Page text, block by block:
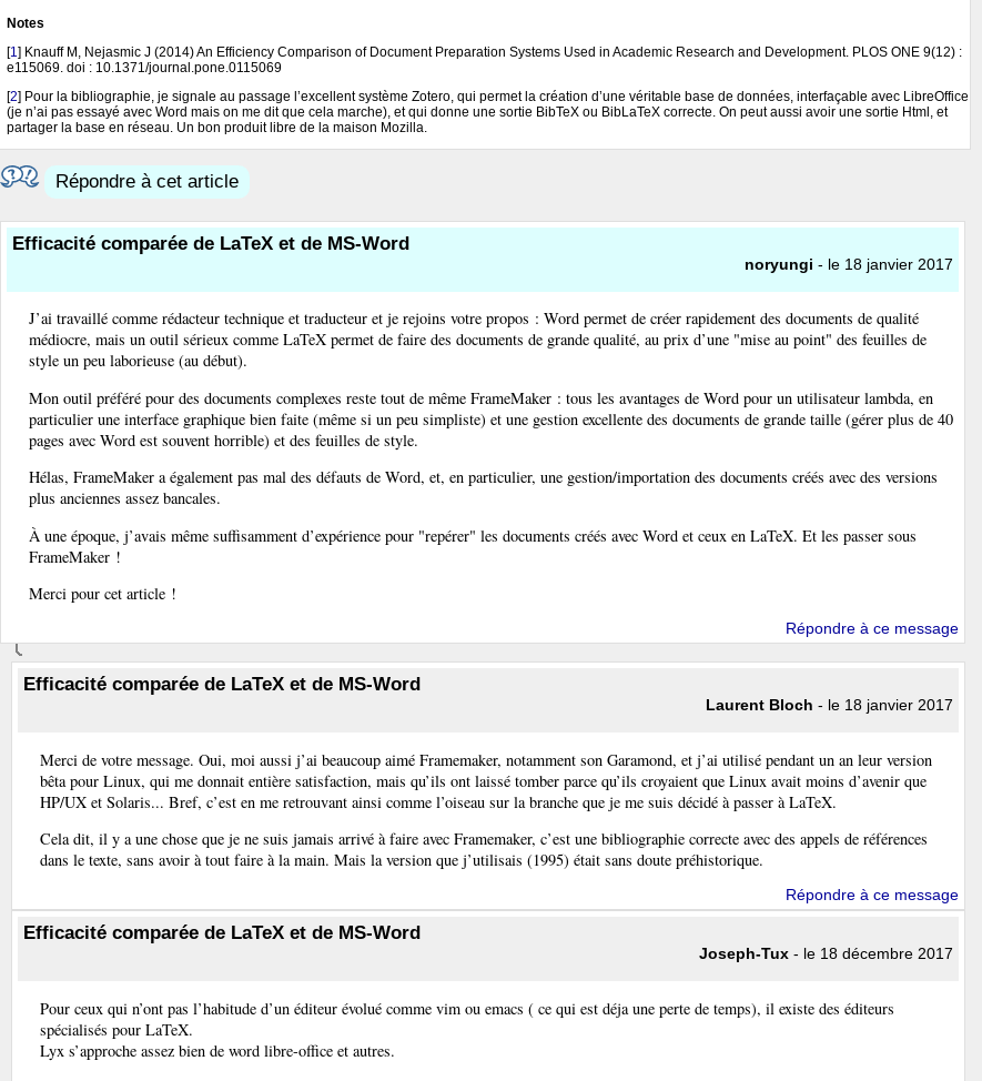
Notes
[1] Knauff M, Nejasmic J (2014) An Efficiency Comparison of Document Preparation Systems Used in Academic Research and Development. PLOS ONE 9(12) :
e115069. doi : 10.1371/journal.pone.0115069
[2] Pour la bibliographie, je signale au passage l’excellent système Zotero, qui permet la création d’une véritable base de données, interfaçable avec LibreOffice
(je n’ai pas essayé avec Word mais on me dit que cela marche), et qui donne une sortie BibTeX ou BibLaTeX correcte. On peut aussi avoir une sortie Html, et
partager la base en réseau. Un bon produit libre de la maison Mozilla.
Répondre à cet article
Efficacité comparée de LaTeX et de MS-Word
noryungi - le 18 janvier 2017
J’ai travaillé comme rédacteur technique et traducteur et je rejoins votre propos : Word permet de créer rapidement des documents de qualité
médiocre, mais un outil sérieux comme LaTeX permet de faire des documents de grande qualité, au prix d’une "mise au point" des feuilles de
style un peu laborieuse (au début).
Mon outil préféré pour des documents complexes reste tout de même FrameMaker : tous les avantages de Word pour un utilisateur lambda, en
particulier une interface graphique bien faite (même si un peu simpliste) et une gestion excellente des documents de grande taille (gérer plus de 40
pages avec Word est souvent horrible) et des feuilles de style.
Hélas, FrameMaker a également pas mal des défauts de Word, et, en particulier, une gestion/importation des documents créés avec des versions
plus anciennes assez bancales.
À une époque, j’avais même suffisamment d’expérience pour "repérer" les documents créés avec Word et ceux en LaTeX. Et les passer sous
FrameMaker !
Merci pour cet article !
Répondre à ce message
Efficacité comparée de LaTeX et de MS-Word
Laurent Bloch - le 18 janvier 2017
Merci de votre message. Oui, moi aussi j’ai beaucoup aimé Framemaker, notamment son Garamond, et j’ai utilisé pendant un an leur version
bêta pour Linux, qui me donnait entière satisfaction, mais qu’ils ont laissé tomber parce qu’ils croyaient que Linux avait moins d’avenir que
HP/UX et Solaris... Bref, c’est en me retrouvant ainsi comme l’oiseau sur la branche que je me suis décidé à passer à LaTeX.
Cela dit, il y a une chose que je ne suis jamais arrivé à faire avec Framemaker, c’est une bibliographie correcte avec des appels de références
dans le texte, sans avoir à tout faire à la main. Mais la version que j’utilisais (1995) était sans doute préhistorique.
Répondre à ce message
Efficacité comparée de LaTeX et de MS-Word
Joseph-Tux - le 18 décembre 2017
Pour ceux qui n’ont pas l’habitude d’un éditeur évolué comme vim ou emacs ( ce qui est déja une perte de temps), il existe des éditeurs
spécialisés pour LaTeX.
Lyx s’approche assez bien de word libre-office et autres.